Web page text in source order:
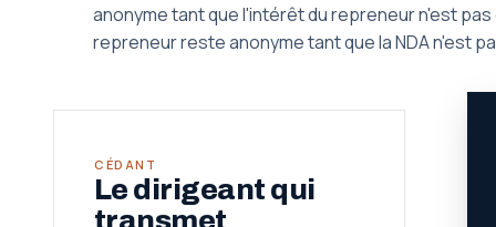
anonyme tant que l'intérêt du repreneur n'est pas
repreneur reste anonyme tant que la NDA n'est
CÉDANT
Le dirigeant qui
transmet